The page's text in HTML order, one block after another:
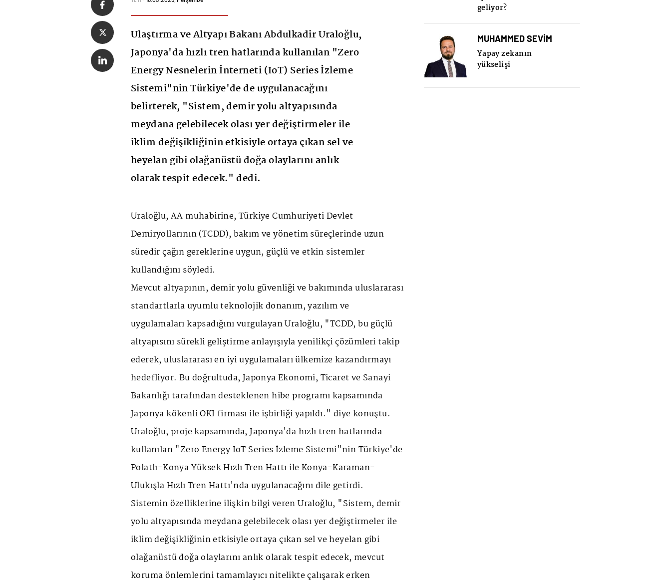
Ulaştırma ve Altyapı Bakanı Abdulkadir Uraloğlu,
Japonya'da hızlı tren hatlarında kullanılan "Zero
Energy Nesnelerin İnterneti (IoT) Series İzleme
Sistemi"nin Türkiye'de de uygulanacağını
belirterek, "Sistem, demir yolu altyapısında
meydana gelebilecek olası yer değiştirmeler ile
iklim değişikliğinin etkisiyle ortaya çıkan sel ve
heyelan gibi olağanüstü doğa olaylarını anlık
olarak tespit edecek." dedi.
Uraloğlu, AA muhabirine, Türkiye Cumhuriyeti Devlet
Demiryollarının (TCDD), bakım ve yönetim süreçlerinde uzun
süredir çağın gereklerine uygun, güçlü ve etkin sistemler
kullandığını söyledi.
Mevcut altyapının, demir yolu güvenliği ve bakımında uluslararası
standartlarla uyumlu teknolojik donanım, yazılım ve
uygulamaları kapsadığını vurgulayan Uraloğlu, "TCDD, bu güçlü
altyapısını sürekli geliştirme anlayışıyla yenilikçi çözümleri takip
ederek, uluslararası en iyi uygulamaları ülkemize kazandırmayı
hedefliyor. Bu doğrultuda, Japonya Ekonomi, Ticaret ve Sanayi
Bakanlığı tarafından desteklenen hibe programı kapsamında
Japonya kökenli OKI firması ile işbirliği yapıldı." diye konuştu.
Uraloğlu, proje kapsamında, Japonya'da hızlı tren hatlarında
kullanılan "Zero Energy IoT Series İzleme Sistemi"nin Türkiye'de
Polatlı-Konya Yüksek Hızlı Tren Hattı ile Konya-Karaman-
Ulukışla Hızlı Tren Hattı'nda uygulanacağını dile getirdi.
Sistemin özelliklerine ilişkin bilgi veren Uraloğlu, "Sistem, demir
yolu altyapısında meydana gelebilecek olası yer değiştirmeler ile
iklim değişikliğinin etkisiyle ortaya çıkan sel ve heyelan gibi
olağanüstü doğa olaylarını anlık olarak tespit edecek, mevcut
koruma önlemlerini tamamlayıcı nitelikte çalışarak erken
geliyor?
MUHAMMED SEVİM
Yapay zekanın
yükselişi